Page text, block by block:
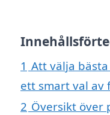
1 Att välja
ett smart val av
2 Översikt över